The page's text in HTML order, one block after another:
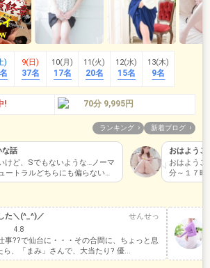
) 9(日)
37名
10(月)
17名
11(火)
20名
12(水)
15名
13(木)
9名
! 70分 9,995円
ランキング 新着ブログ
な話
けど、Sでもないような…ノーマ
ートラルどちらにも偏らないけ
嫌いですあ、痛いのも M…
おはようご
おはようご
分～１７時
お時間合い
た＼(^_^)／ せんせっ
4.8
事??で仙台に・・・その合間に、ちょっと息
ら、「まみ」さんで、大当たり? 優...